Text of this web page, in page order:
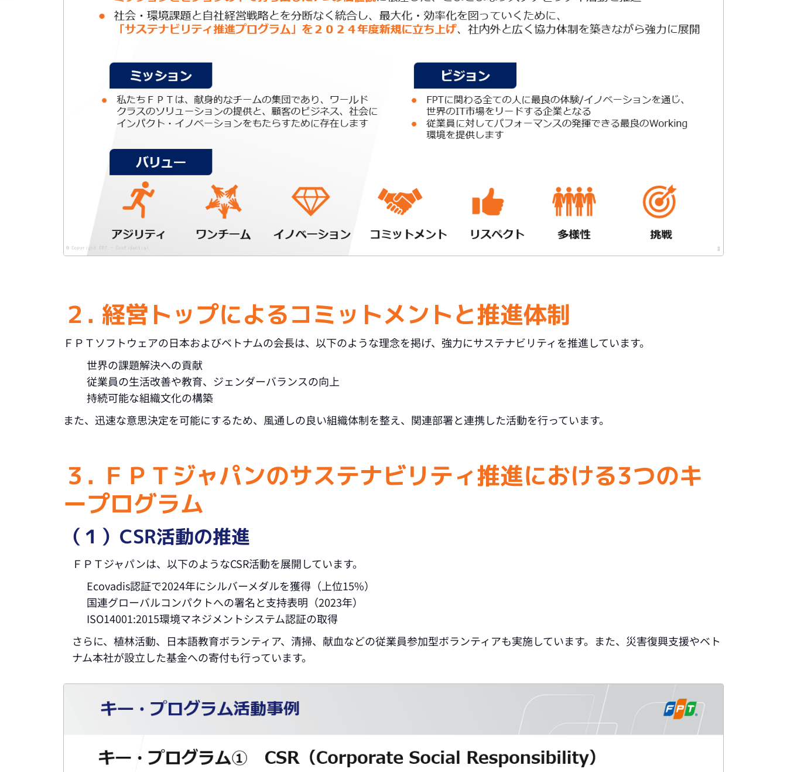
２. 経営トップによるコミットメントと推進体制
ＦＰＴソフトウェアの日本およびベトナムの会長は、以下のような理念を掲げ、強力にサステナビリティを推進しています。
世界の課題解決への貢献
従業員の生活改善や教育、ジェンダーバランスの向上
持続可能な組織文化の構築
また、迅速な意思決定を可能にするため、風通しの良い組織体制を整え、関連部署と連携した活動を行っています。
３. ＦＰＴジャパンのサステナビリティ推進における3つのキ
ープログラム
（１）CSR活動の推進
ＦＰＴジャパンは、以下のようなCSR活動を展開しています。
Ecovadis認証で2024年にシルバーメダルを獲得（上位15%）
国連グローバルコンパクトへの署名と支持表明（2023年）
ISO14001:2015環境マネジメントシステム認証の取得
さらに、植林活動、日本語教育ボランティア、清掃、献血などの従業員参加型ボランティアも実施しています。また、災害復興支援やベト
ナム本社が設立した基金への寄付も行っています。